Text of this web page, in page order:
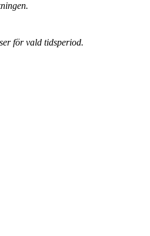
för vald tidsperiod.